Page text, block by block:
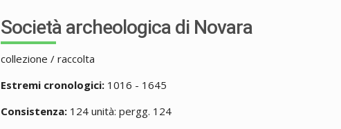
Società archeologica di Novara
collezione / raccolta
Estremi cronologici: 1016 - 1645
Consistenza: 124 unità: pergg. 124